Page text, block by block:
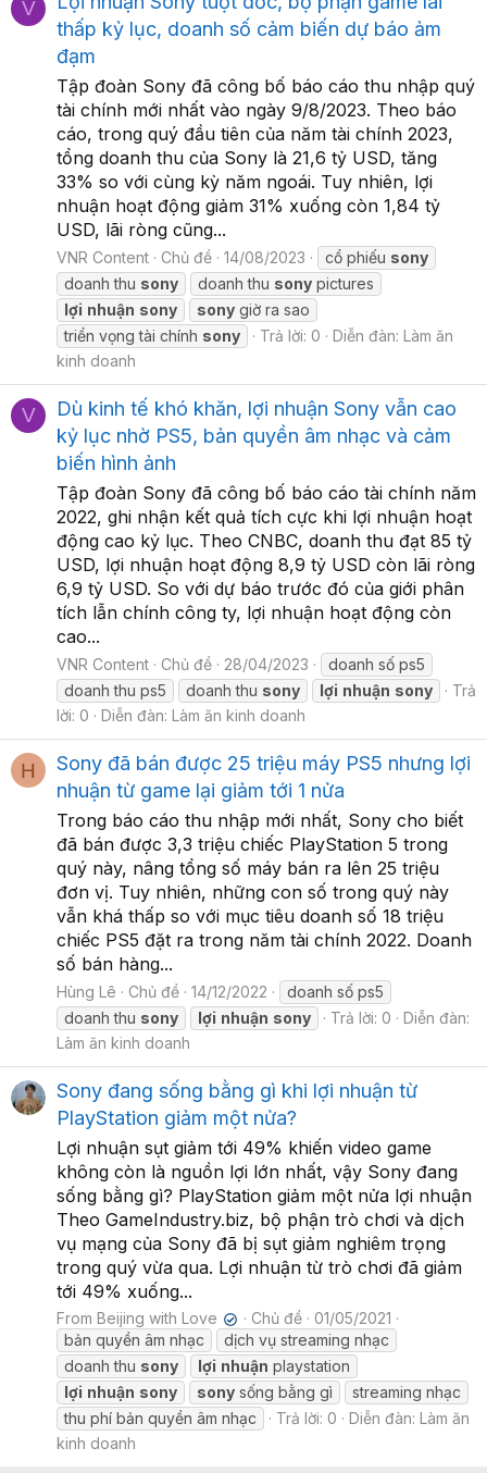
V
thấp kỷ lục, doanh số cảm biến dự báo ảm
đạm
Tập đoàn Sony đã công bố báo cáo thu nhập quý
tài chính mới nhất vào ngày 9/8/2023. Theo báo
cáo, trong quý đầu tiên của năm tài chính 2023,
tổng doanh thu của Sony là 21,6 tỷ USD, tăng
33% so với cùng kỳ năm ngoái. Tuy nhiên, lợi
nhuận hoạt động giảm 31% xuống còn 1,84 tỷ
USD, lãi ròng cũng...
VNR Content Chủ đề 14/08/2023 cổ phiếu sony
doanh thu sony doanh thu sony pictures
lợi nhuận sony sony giờ ra sao
triển vọng tài chính sony Trả lời: 0 Diễn đàn: Làm ăn
kinh doanh
V
Dù kinh tế khó khăn, lợi nhuận Sony vẫn cao
kỷ lục nhờ PS5, bản quyền âm nhạc và cảm
biến hình ảnh
Tập đoàn Sony đã công bố báo cáo tài chính năm
2022, ghi nhận kết quả tích cực khi lợi nhuận hoạt
động cao kỷ lục. Theo CNBC, doanh thu đạt 85 tỷ
USD, lợi nhuận hoạt động 8,9 tỷ USD còn lãi ròng
6,9 tỷ USD. So với dự báo trước đó của giới phân
tích lẫn chính công ty, lợi nhuận hoạt động còn
cao...
VNR Content Chủ đề 28/04/2023
doanh số ps5
doanh thu ps5
doanh thu sony lợi nhuận sony
Trả
lời: 0
Diễn đàn: Làm ăn kinh doanh
H
Sony đã bán được 25 triệu máy PS5 nhưng lợi
nhuận từ game lại giảm tới 1 nửa
Trong báo cáo thu nhập mới nhất, Sony cho biết
đã bán được 3,3 triệu chiếc PlayStation 5 trong
quý này, nâng tổng số máy bán ra lên 25 triệu
đơn vị. Tuy nhiên, những con số trong quý này
vẫn khá thấp so với mục tiêu doanh số 18 triệu
chiếc PS5 đặt ra trong năm tài chính 2022. Doanh
số bán hàng...
Hùng Lê Chủ đề 14/12/2022
doanh số ps5
doanh thu sony lợi nhuận sony Trả lời: 0
Diễn đàn:
Làm ăn kinh doanh
Sony đang sống bằng gì khi lợi nhuận từ
PlayStation giảm một nửa?
Lợi nhuận sụt giảm tới 49% khiến video game
không còn là nguồn lợi lớn nhất, vậy Sony đang
sống bằng gì? PlayStation giảm một nửa lợi nhuận
Theo GameIndustry.biz, bộ phận trò chơi và dịch
vụ mạng của Sony đã bị sụt giảm nghiêm trọng
trong quý vừa qua. Lợi nhuận từ trò chơi đã giảm
tới 49% xuống...
From Beijing with Love ✔ Chủ đề
01/05/2021
bản quyền âm nhạc
dịch vụ streaming nhạc
doanh thu sony lợi nhuận playstation
lợi nhuận sony sony sống bằng gì
streaming nhạc
thu phí bản quyền âm nhạc
Trả lời: 0 Diễn đàn: Làm ăn
kinh doanh